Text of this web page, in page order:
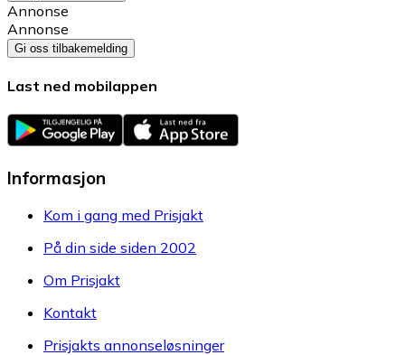
Annonse
Annonse
Gi oss tilbakemelding
Last ned mobilappen
Informasjon
Kom i gang med Prisjakt
På din side siden 2002
Om Prisjakt
Kontakt
Prisjakts annonseløsninger